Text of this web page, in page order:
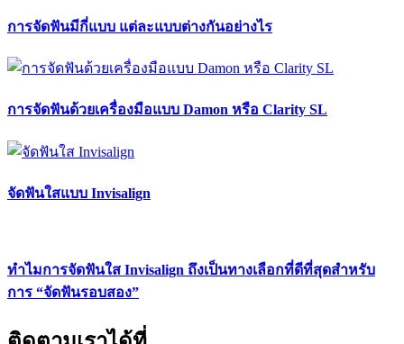
การจัดฟันมีกี่แบบ แต่ละแบบต่างกันอย่างไร
การจัดฟันด้วยเครื่องมือแบบ Damon หรือ Clarity SL
จัดฟันใสแบบ Invisalign
ทำไมการจัดฟันใส Invisalign ถึงเป็นทางเลือกที่ดีที่สุดสำหรับ
การ “จัดฟันรอบสอง”